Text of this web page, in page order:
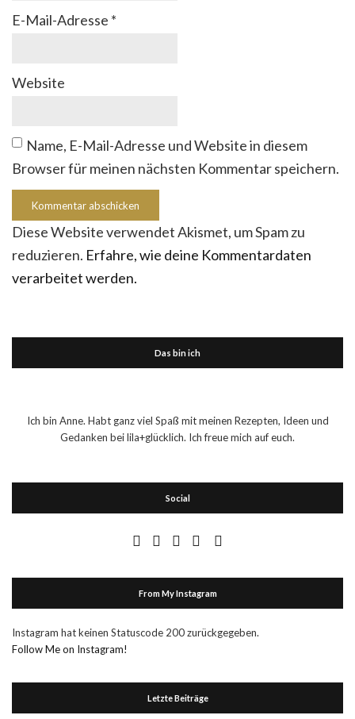
E-Mail-Adresse *
Website
Name, E-Mail-Adresse und Website in diesem
Browser für meinen nächsten Kommentar speichern.
Diese Website verwendet Akismet, um Spam zu
reduzieren. Erfahre, wie deine Kommentardaten
verarbeitet werden.
Das bin ich
Ich bin Anne. Habt ganz viel Spaß mit meinen Rezepten, Ideen und
Gedanken bei lila+glücklich. Ich freue mich auf euch.
Social
From My Instagram
Instagram hat keinen Statuscode 200 zurückgegeben.
Follow Me on Instagram!
Letzte Beiträge